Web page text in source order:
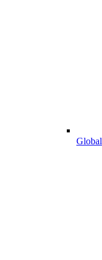
Global